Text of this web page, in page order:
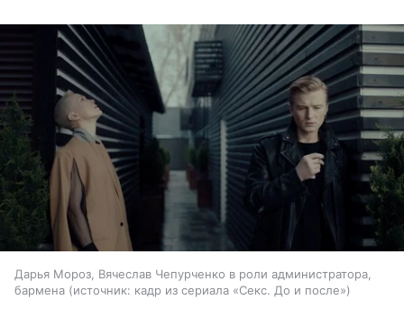
Дарья Мороз, Вячеслав Чепурченко в роли администратора,
бармена
источник: кадр из сериала «Секс. До и после»